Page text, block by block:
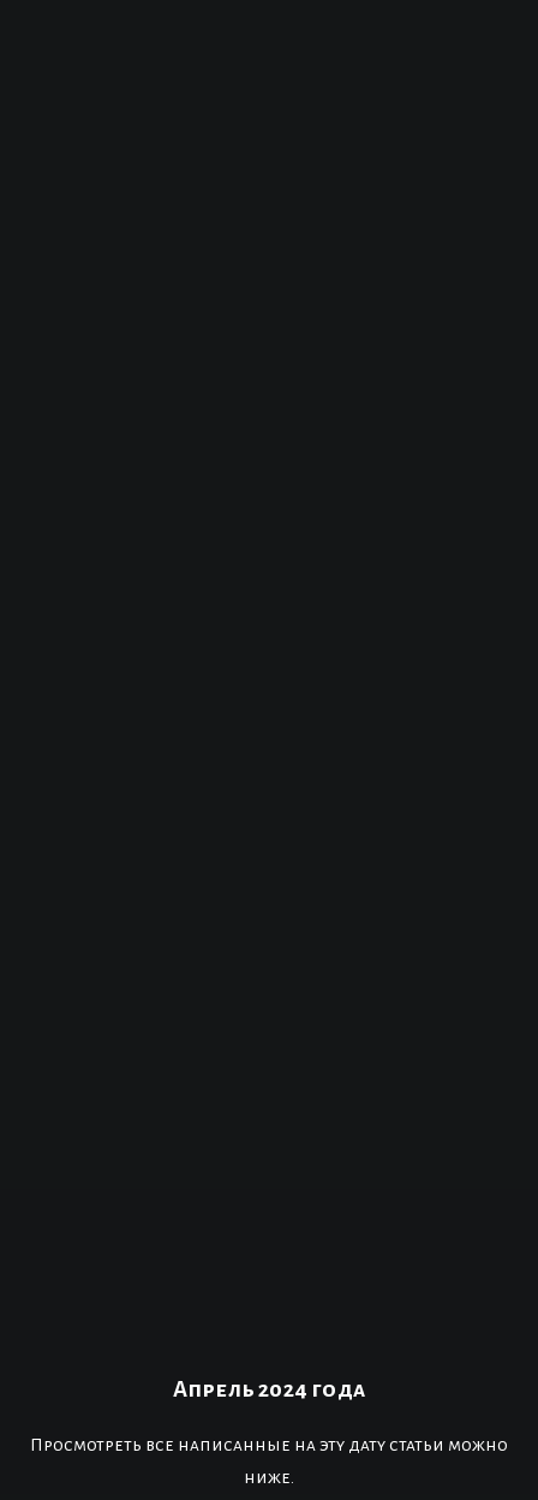
Апрель 2024 года
Просмотреть все написанные на эту дату статьи можно
ниже.